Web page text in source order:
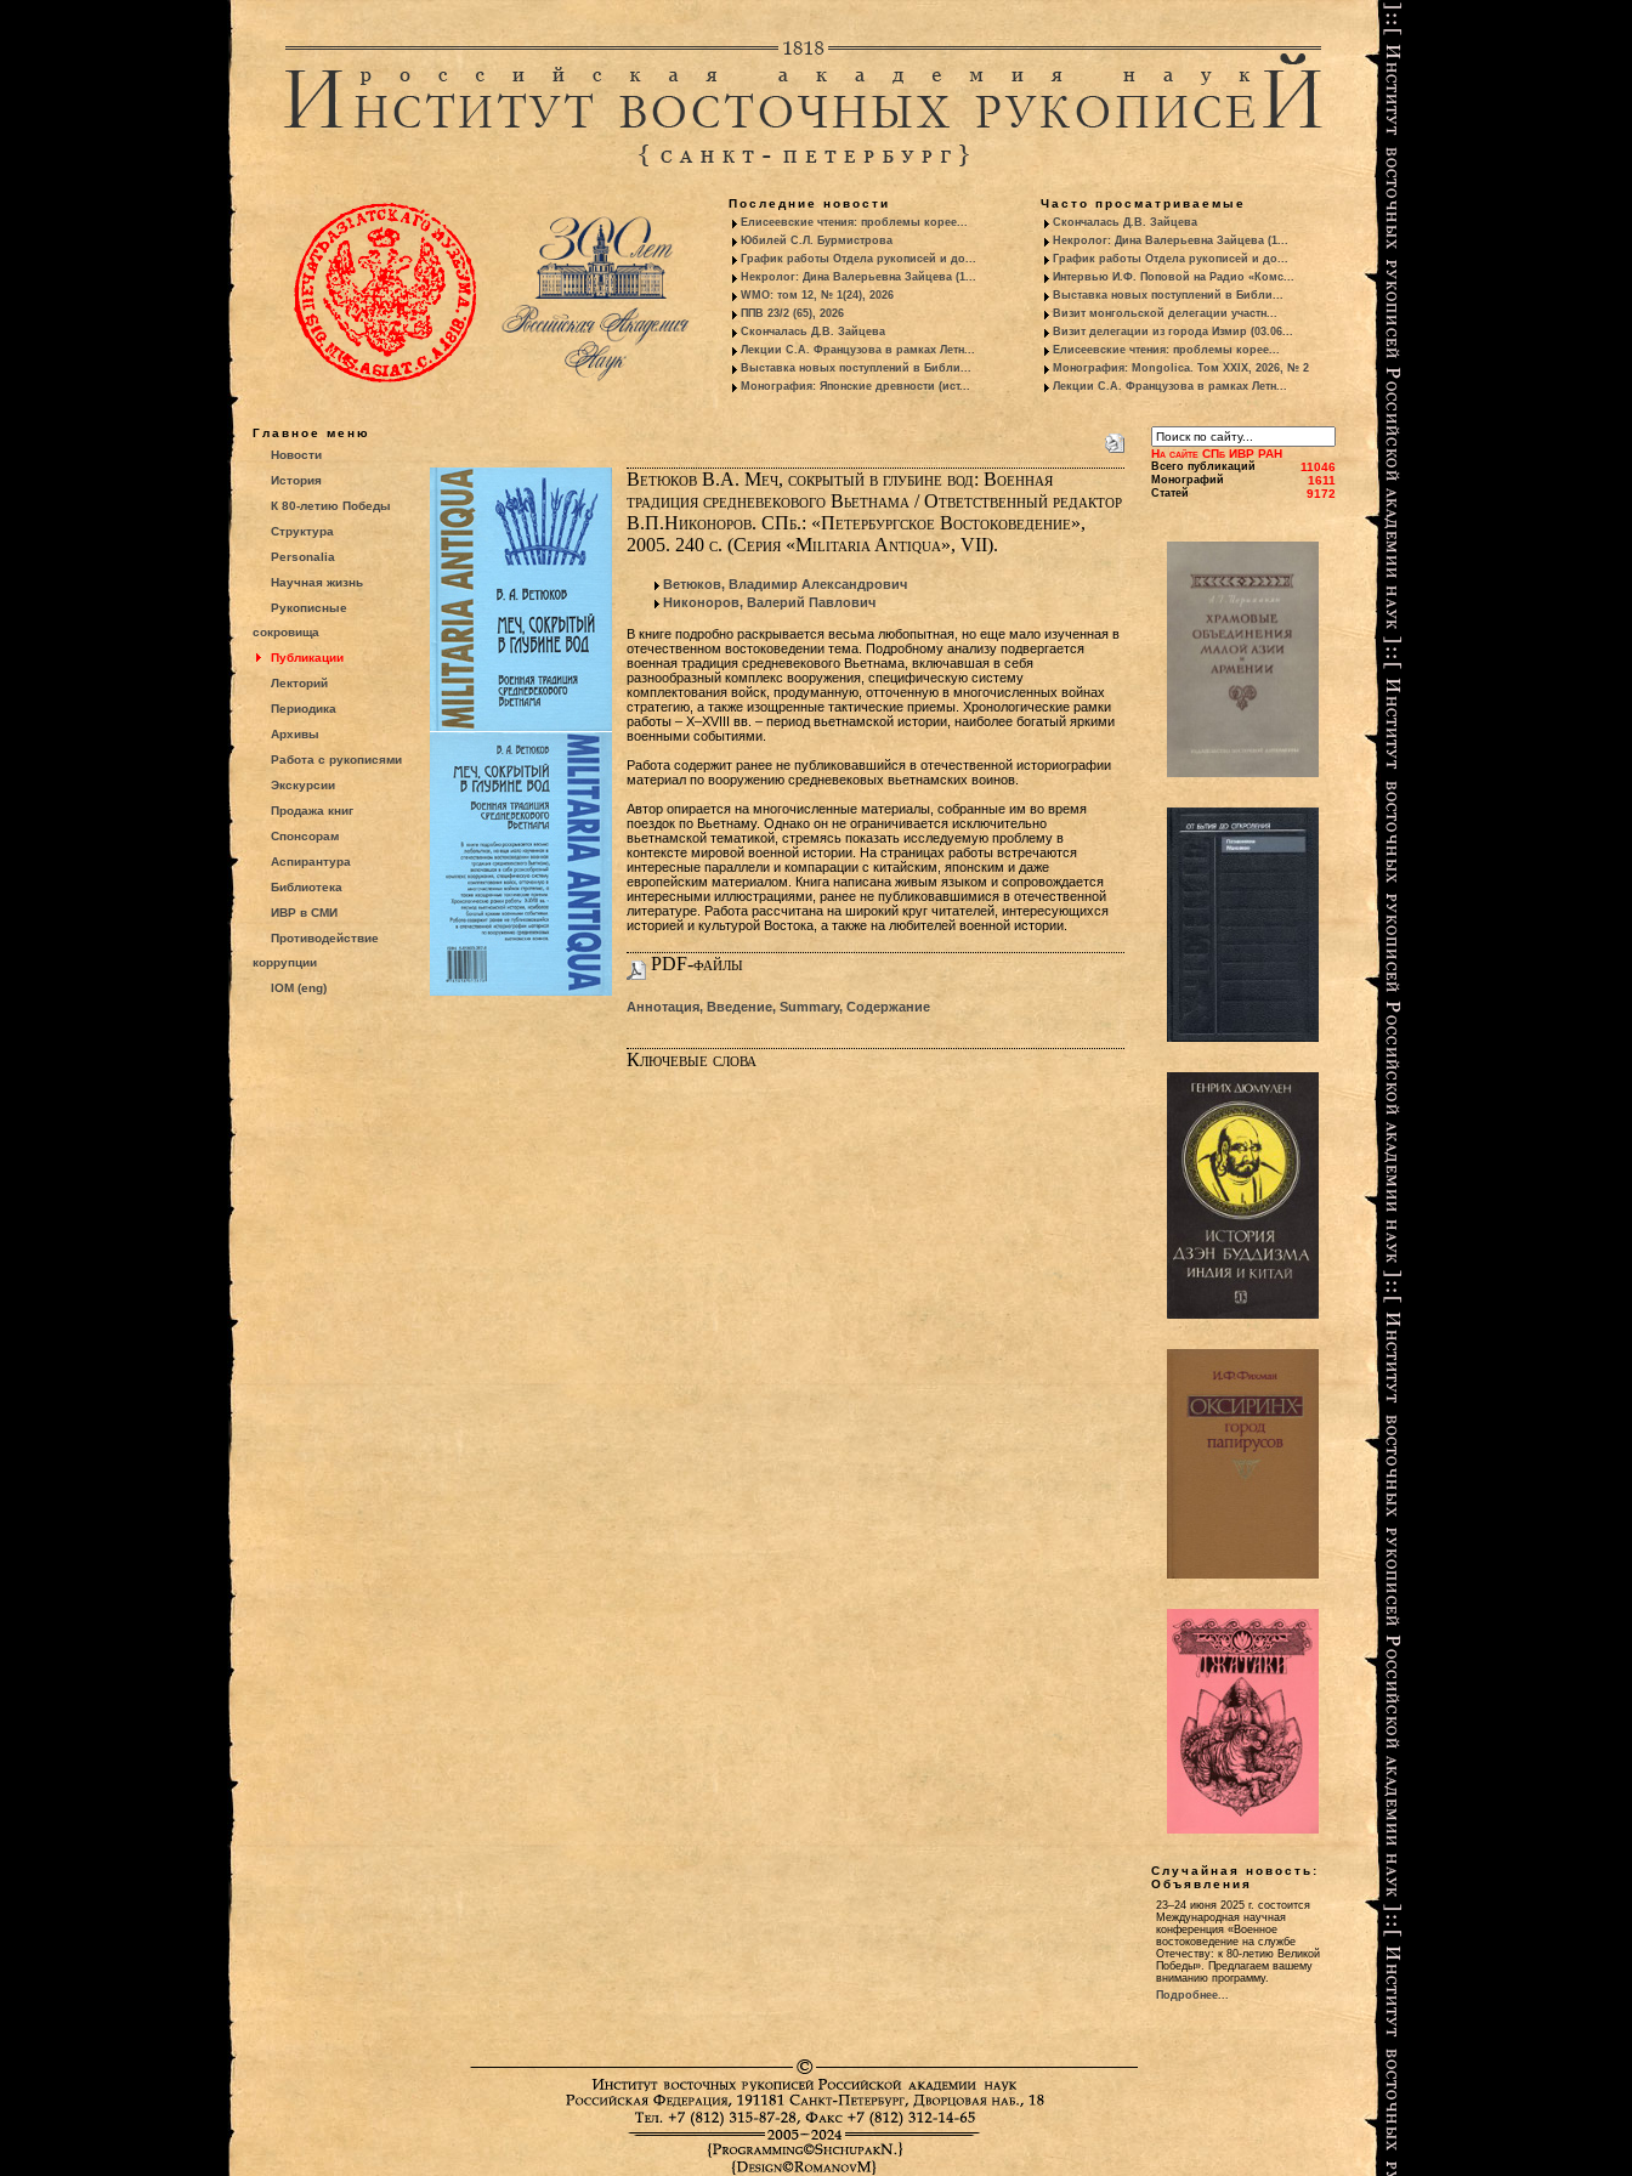
Последние новости
Елисеевские чтения: проблемы корее...
Юбилей С.Л. Бурмистрова
График работы Отдела рукописей и до...
Некролог: Дина Валерьевна Зайцева (1...
WMO: том 12, № 1(24), 2026
ППВ 23/2 (65), 2026
Скончалась Д.В. Зайцева
Лекции С.А. Французова в рамках Летн...
Выставка новых поступлений в Библи...
Монография: Японские древности (ист...
Часто просматриваемые
Скончалась Д.В. Зайцева
Некролог: Дина Валерьевна Зайцева (1...
График работы Отдела рукописей и до...
Интервью И.Ф. Поповой на Радио «Комс...
Выставка новых поступлений в Библи...
Визит монгольской делегации участн...
Визит делегации из города Измир (03.06...
Елисеевские чтения: проблемы корее...
Монография: Mongolica. Том XXIX, 2026, № 2
Лекции С.А. Французова в рамках Летн...
Главное меню
Новости
История
К 80-летию Победы
Структура
Personalia
Научная жизнь
Рукописные
сокровища
Публикации
Лекторий
Периодика
Архивы
Работа с рукописями
Экскурсии
Продажа книг
Спонсорам
Аспирантура
Библиотека
ИВР в СМИ
Противодействие
коррупции
IOM (eng)
Ветюков В.А. Меч, сокрытый в глубине вод: Военная
традиция средневекового Вьетнама / Ответственный редактор
В.П.Никоноров. СПб.: «Петербургское Востоковедение»,
2005. 240 с. (Серия «Militaria Antiqua», VII).
Ветюков, Владимир Александрович
Никоноров, Валерий Павлович
В книге подробно раскрывается весьма любопытная, но еще мало изученная в
отечественном востоковедении тема. Подробному анализу подвергается
военная традиция средневекового Вьетнама, включавшая в себя
разнообразный комплекс вооружения, специфическую систему
комплектования войск, продуманную, отточенную в многочисленных войнах
стратегию, а также изощренные тактические приемы. Хронологические рамки
работы – X–XVIII вв. – период вьетнамской истории, наиболее богатый яркими
военными событиями.
Работа содержит ранее не публиковавшийся в отечественной историографии
материал по вооружению средневековых вьетнамских воинов.
Автор опирается на многочисленные материалы, собранные им во время
поездок по Вьетнаму. Однако он не ограничивается исключительно
вьетнамской тематикой, стремясь показать исследуемую проблему в
контексте мировой военной истории. На страницах работы встречаются
интересные параллели и компарации с китайским, японским и даже
европейским материалом. Книга написана живым языком и сопровождается
интересными иллюстрациями, ранее не публиковавшимися в отечественной
литературе. Работа рассчитана на широкий круг читателей, интересующихся
историей и культурой Востока, а также на любителей военной истории.
PDF-файлы
Аннотация, Введение, Summary, Содержание
Ключевые слова
На сайте СПб ИВР РАН
Всего публикаций 11046
Монографий 1611
Статей 9172
Случайная новость:
Объявления
23–24 июня 2025 г. состоится
Международная научная
конференция «Военное
востоковедение на службе
Отечеству: к 80-летию Великой
Победы». Предлагаем вашему
вниманию программу.
Подробнее...